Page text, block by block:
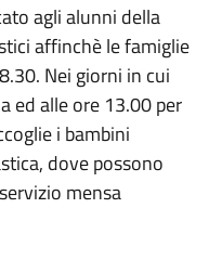
agli alunni della
affinchè le famiglie
Nei giorni in cui
ed alle ore 13.00 per
i bambini
dove possono
mensa